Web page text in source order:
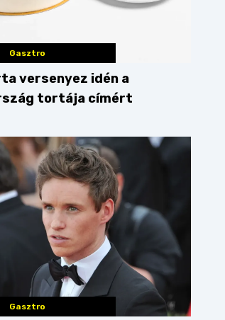
Gasztro
versenyez idén a
tortája címért
Gasztro